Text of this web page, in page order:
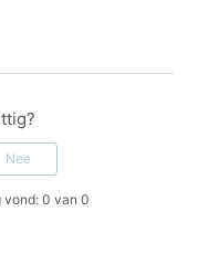
vond: 0 van 0